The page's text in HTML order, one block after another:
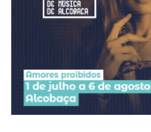
Ofertas para assinatura
Escolha o